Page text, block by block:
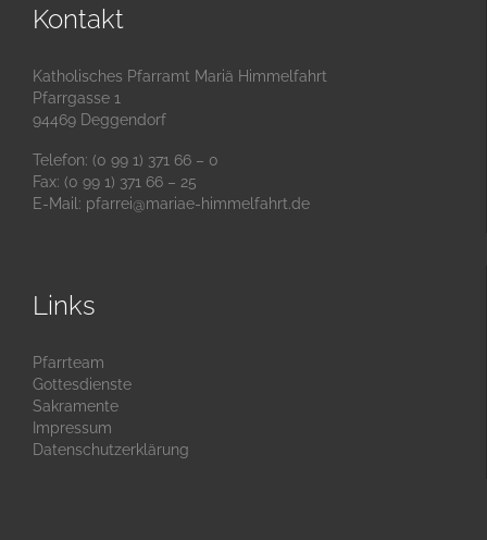
Kontakt
Katholisches Pfarramt Mariä Himmelfahrt
Pfarrgasse 1
94469 Deggendorf
Telefon: (0 99 1) 371 66 – 0
Fax: (0 99 1) 371 66 – 25
E-Mail: pfarrei@mariae-himmelfahrt.de
Links
Pfarrteam
Gottesdienste
Sakramente
Impressum
Datenschutzerklärung